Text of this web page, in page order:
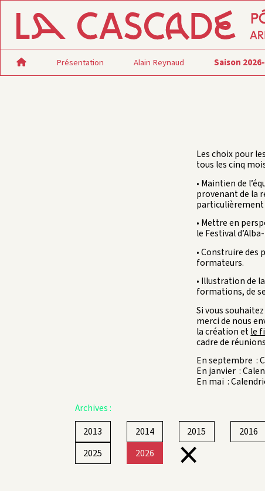
Présentation Alain Reynaud Saison
Les choix pour
tous les cinq
• Maintien de
provenant de la
particulièrement
• Mettre en
le Festival
• Construire des
formateurs.
• Illustration de
formations, de
Si vous
merci de nous
la création etle
cadre de
En septembre :
En janvier :
En mai :
Archives :
2013 2014 2015 2016
2025
2026 ×